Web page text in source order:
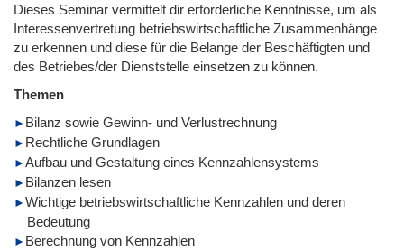
Dieses Seminar vermittelt dir erforderliche Kenntnisse, um als
Interessenvertretung betriebswirtschaftliche Zusammenhänge
zu erkennen und diese für die Belange der Beschäftigten und
des Betriebes/der Dienststelle einsetzen zu können.
Themen
Bilanz sowie Gewinn- und Verlustrechnung
Rechtliche Grundlagen
Aufbau und Gestaltung eines Kennzahlensystems
Bilanzen lesen
Wichtige betriebswirtschaftliche Kennzahlen und deren
Bedeutung
Berechnung von Kennzahlen